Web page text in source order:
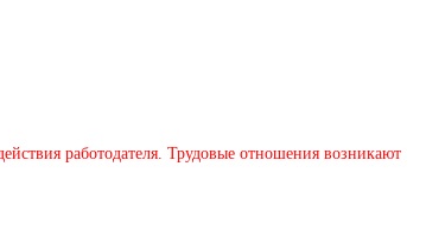
работодателя. Трудовые отношения возникают